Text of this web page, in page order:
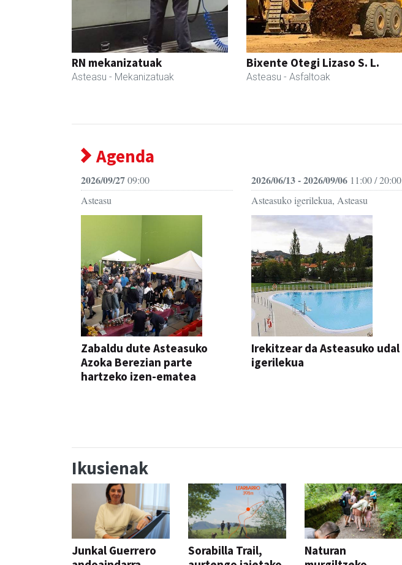
RN mekanizatuak
Asteasu - Mekanizatuak
Bixente Otegi Lizaso S. L.
Asteasu - Asfaltoak
Agenda
2026/09/2709:00
Asteasu
Zabaldu dute Asteasuko
Azoka Berezian parte
hartzeko izen-ematea
2026/06/13 - 2026/09/0611:00 / 20:00
Asteasuko igerilekua, Asteasu
Irekitzear da Asteasuko udal
igerilekua
Ikusienak
Junkal Guerrero
Sorabilla Trail,
Naturan